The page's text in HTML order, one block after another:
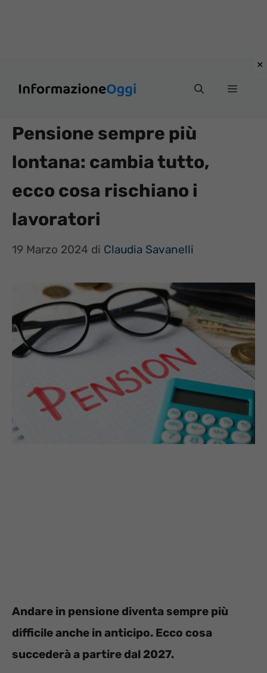
Menu
Pensione sempre più
lontana: cambia tutto,
ecco cosa rischiano i
lavoratori
19 Marzo 2024 di Claudia Savanelli
Andare in pensione diventa sempre più
difficile anche in anticipo. Ecco cosa
succederà a partire dal 2027.